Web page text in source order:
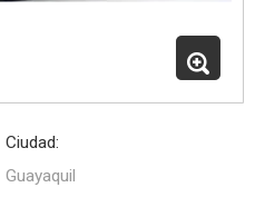
Ciudad:
Guayaquil